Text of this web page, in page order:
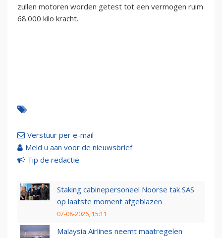
zullen motoren worden getest tot een vermogen ruim
68.000 kilo kracht.
Verstuur per e-mail
Meld u aan voor de nieuwsbrief
Tip de redactie
Staking cabinepersoneel Noorse tak SAS
op laatste moment afgeblazen
07-08-2026, 15:11
Malaysia Airlines neemt maatregelen